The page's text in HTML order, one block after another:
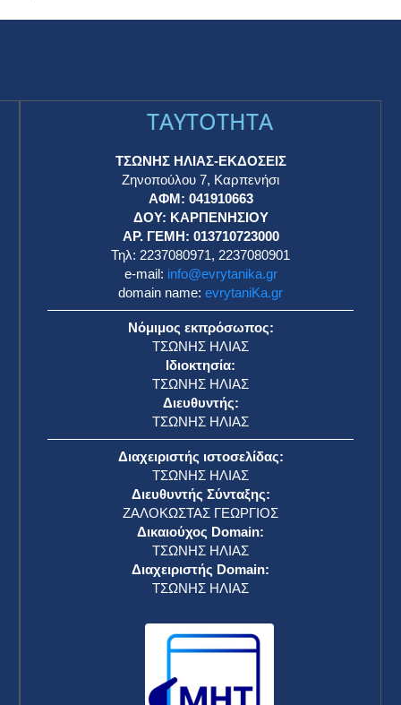
TAYTOTHTA
ΤΣΩΝΗΣ ΗΛΙΑΣ-ΕΚΔΟΣΕΙΣ
Ζηνοπούλου 7, Καρπενήσι
ΑΦΜ: 041910663
ΔΟΥ: ΚΑΡΠΕΝΗΣΙΟΥ
ΑΡ. ΓΕΜΗ: 013710723000
Τηλ: 2237080971, 2237080901
e-mail: info@evrytanika.gr
domain name: evrytaniKa.gr
Νόμιμος εκπρόσωπος:
ΤΣΩΝΗΣ ΗΛΙΑΣ
Ιδιοκτησία:
ΤΣΩΝΗΣ ΗΛΙΑΣ
Διευθυντής:
ΤΣΩΝΗΣ ΗΛΙΑΣ
Διαχειριστής ιστοσελίδας:
ΤΣΩΝΗΣ ΗΛΙΑΣ
Διευθυντής Σύνταξης:
ΖΑΛΟΚΩΣΤΑΣ ΓΕΩΡΓΙΟΣ
Δικαιούχος Domain:
ΤΣΩΝΗΣ ΗΛΙΑΣ
Διαχειριστής Domain:
ΤΣΩΝΗΣ ΗΛΙΑΣ